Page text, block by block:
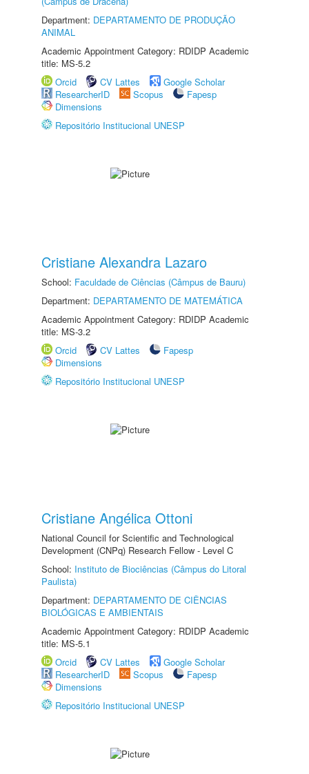
Department: DEPARTAMENTO DE PRODUÇÃO
ANIMAL
Academic Appointment Category: RDIDP Academic
title: MS-5.2
Orcid
CV Lattes
Google Scholar
ResearcherID
Scopus
Fapesp
Dimensions
Repositório Institucional UNESP
Cristiane Alexandra Lazaro
School: Faculdade de Ciências (Câmpus de Bauru)
Department: DEPARTAMENTO DE MATEMÁTICA
Academic Appointment Category: RDIDP Academic
title: MS-3.2
Orcid
CV Lattes
Fapesp
Dimensions
Repositório Institucional UNESP
Cristiane Angélica Ottoni
National Council for Scientific and Technological
Development (CNPq) Research Fellow - Level C
School: Instituto de Biociências (Câmpus do Litoral
Paulista)
Department: DEPARTAMENTO DE CIÊNCIAS
BIOLÓGICAS E AMBIENTAIS
Academic Appointment Category: RDIDP Academic
title: MS-5.1
Orcid
CV Lattes
Google Scholar
ResearcherID
Scopus
Fapesp
Dimensions
Repositório Institucional UNESP